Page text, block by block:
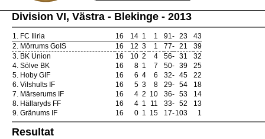
Division VI, Västra - Blekinge - 2013
1. FC Iliria 16 14 1 1 91- 23
43
2. Mörrums GoIS 16 12 3 1 77- 21
39
3. BK Union 16 10 2 4 56- 31
32
4. Sölve BK 16 8 1 7 50- 39
25
5. Hoby GIF 16 6 4 6 32- 45
22
6. Vilshults IF 16 5 3 8 29- 54
18
7. Märserums IF 16 4 2 10 36- 53
14
8. Hällaryds FF 16 4 1 11 33- 52
13
9. Gränums IF 16 0 1 15 17-103 1
Resultat